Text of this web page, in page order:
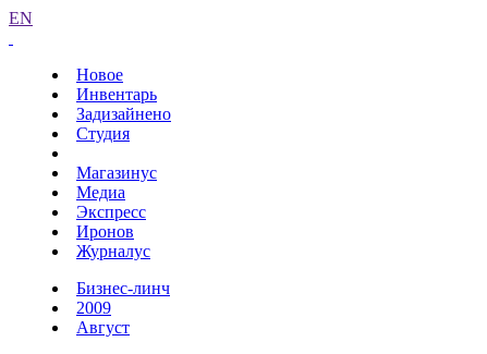
EN
Новое
Инвентарь
Задизайнено
Студия
Магазинус
Медиа
Экспресс
Иронов
Журналус
Бизнес-линч
2009
Август